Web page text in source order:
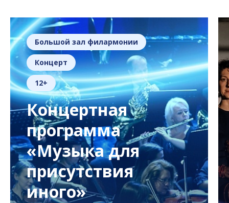
Большой зал филармонии
Концерт
12+
Концертная
программа
«Музыка для
присутствия
иного»